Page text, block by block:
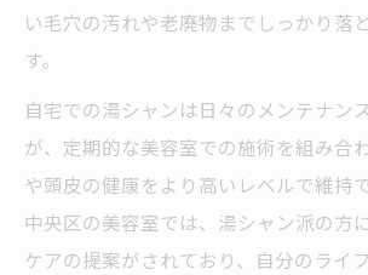
い毛穴の汚れや老廃物までしっかり落
す。
自宅での湯シャンは日々のメンテナン
が、定期的な美容室での施術を組み合
や頭皮の健康をより高いレベルで維持
中央区の美容室では、湯シャン派の方
ケアの提案がされており、自分のライ